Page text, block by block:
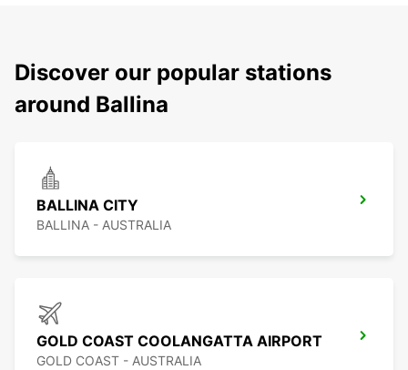
Discover our popular stations
around Ballina
BALLINA CITY
BALLINA - AUSTRALIA
GOLD COAST COOLANGATTA AIRPORT
GOLD COAST - AUSTRALIA